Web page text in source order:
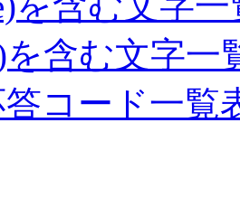
を含む文字一
答コード一覧